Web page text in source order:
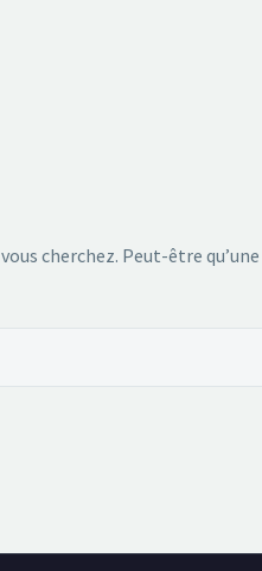
cherchez. Peut-être